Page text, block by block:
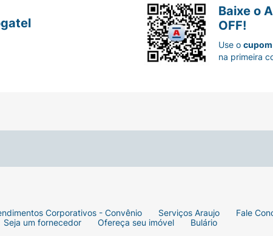
Corporativos - Convênio Serviços Araujo
Fale
Seja um fornecedor Ofereça seu imóvel Bulário
Baixe o
OFF!
Use ocupom
na primeira